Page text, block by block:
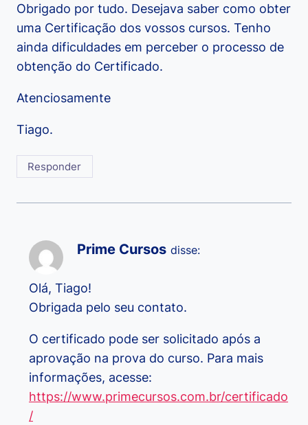
Obrigado por tudo. Desejava saber como obter
uma Certificação dos vossos cursos. Tenho
ainda dificuldades em perceber o processo de
obtenção do Certificado.
Atenciosamente
Tiago.
Responder
Prime Cursos disse:
Olá, Tiago!
Obrigada pelo seu contato.
O certificado pode ser solicitado após a
aprovação na prova do curso. Para mais
informações, acesse:
https://www.primecursos.com.br/certificado
/